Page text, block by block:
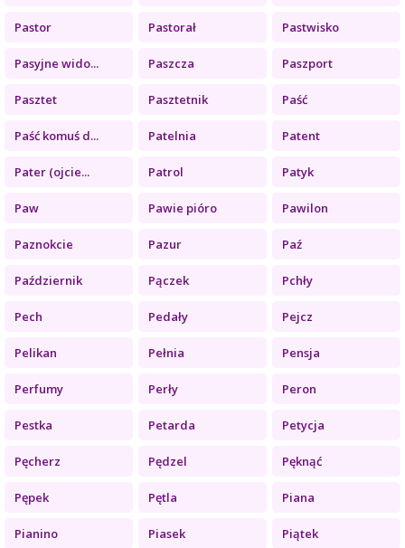
Pastor Pastorał Pastwisko
Pasyjne wido... Paszcza Paszport
Pasztet Pasztetnik Paść
Paść komuś d... Patelnia Patent
Pater (ojcie... Patrol Patyk
Paw Pawie pióro Pawilon
Paznokcie Pazur Paź
Październik Pączek Pchły
Pech Pedały Pejcz
Pelikan Pełnia Pensja
Perfumy Perły Peron
Pestka Petarda Petycja
Pęcherz Pędzel Pęknąć
Pępek Pętla Piana
Pianino Piasek Piątek